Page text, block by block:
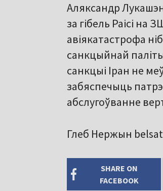
Аляксандр
за гібель Раісі на
авіякатастрофа
санкцыйнай
санкцыі Іран не
забяспечыць
абслугоўванне
Глеб Нержын
SHARE ON
FACEBOOK